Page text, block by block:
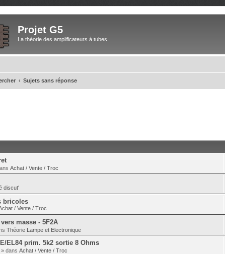
Projet G5
La théorie des amplificateurs à tubes
Sujets sans réponse
Achat / Vente / Troc
discut'
bricoles
/ Vente / Troc
masse - 5F2A
Théorie Lampe et Electronique
EL84 prim. 5k2 sortie 8 Ohms
» dans Achat / Vente / Troc